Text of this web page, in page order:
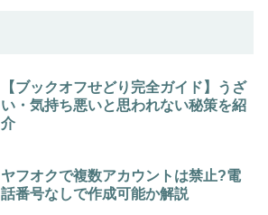
【ブックオフせどり完全ガイド】うざ
い・気持ち悪いと思われない秘策を紹
介
ヤフオクで複数アカウントは禁止?電
話番号なしで作成可能か解説